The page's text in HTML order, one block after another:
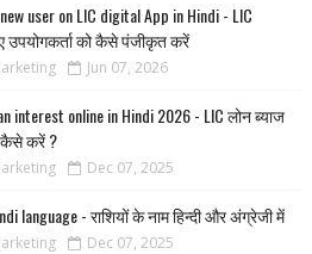
user on LIC digital App in Hindi - LIC
उपयोगकर्ता को कैसे पंजीकृत करें
Jun 07, 2026
interest online in Hindi 2026 - LIC लोन ब्याज
करें ?
Dec 07, 2025
language - राशियों के नाम हिन्‍दी और अंग्रेजी में
Dec 07, 2025